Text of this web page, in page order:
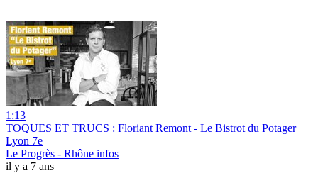
1:13
TOQUES ET TRUCS : Floriant Remont - Le Bistrot du Potager
Lyon 7e
Le Progrès - Rhône infos
il y a 7 ans